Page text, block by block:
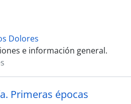
Dolores
e información general.
Primeras épocas